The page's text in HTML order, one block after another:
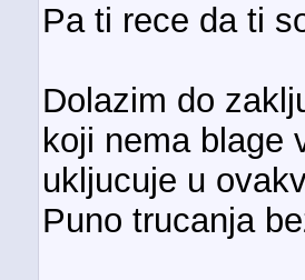
Pa ti rece da ti
Dolazim do
koji nema blage
ukljucuje u
Puno trucanja